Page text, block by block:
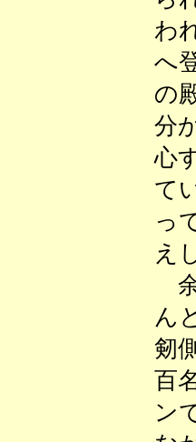
わ
へ
の
分
心
て
っ
え
ん
剱
百
ン